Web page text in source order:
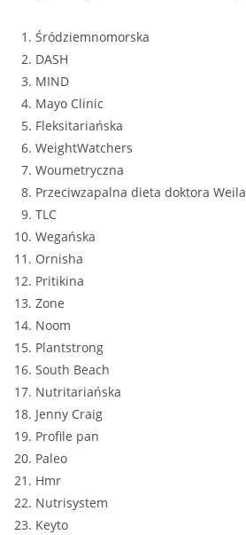
Śródziemnomorska
DASH
MIND
Mayo Clinic
Fleksitariańska
WeightWatchers
Woumetryczna
Przeciwzapalna dieta doktora Weila
TLC
Wegańska
Ornisha
Pritikina
Zone
Noom
Plantstrong
South Beach
Nutritariańska
Jenny Craig
Profile pan
Paleo
Hmr
Nutrisystem
Keyto